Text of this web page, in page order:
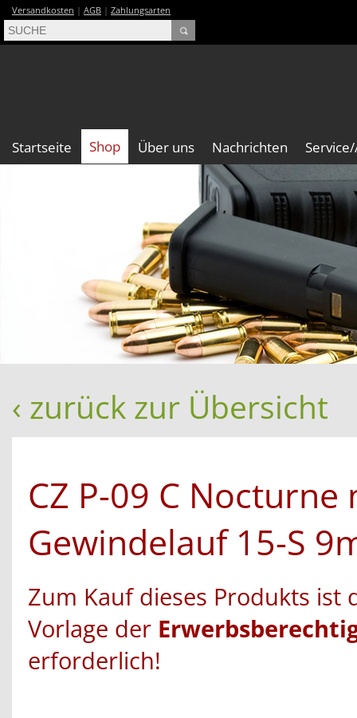
Versandkosten | AGB | Zahlungsarten
Startseite Shop Über uns Nachrichten
‹ zurück zur Übersicht
CZ P-09 C Nocturne
Gewindelauf 15-S
Zum Kauf dieses Produkts ist
Vorlage der
erforderlich!